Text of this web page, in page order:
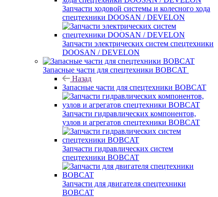
Запчасти ходовой системы и колесного хода
спецтехники DOOSAN / DEVELON
Запчасти электрических систем спецтехники
DOOSAN / DEVELON
Запасные части для спецтехники BOBCAT
Назад
Запасные части для спецтехники BOBCAT
Запчасти гидравлических компонентов,
узлов и агрегатов спецтехники BOBCAT
Запчасти гидравлических систем
спецтехники BOBCAT
Запчасти для двигателя спецтехники
BOBCAT